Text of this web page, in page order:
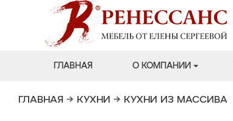
ГЛАВНАЯ О КОМПАНИИ
ГЛАВНАЯ → КУХНИ → КУХНИ ИЗ МАССИВА